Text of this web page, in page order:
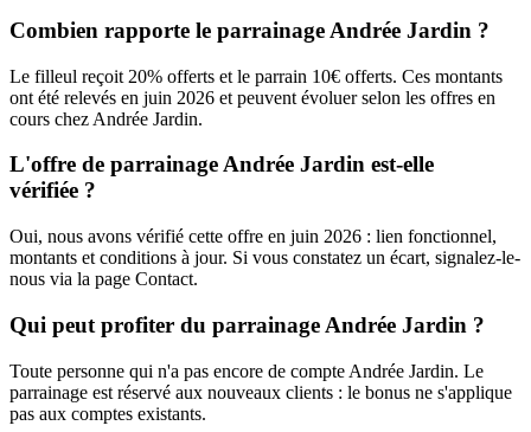
Combien rapporte le parrainage Andrée Jardin ?
Le filleul reçoit 20% offerts et le parrain 10€ offerts. Ces montants
ont été relevés en juin 2026 et peuvent évoluer selon les offres en
cours chez Andrée Jardin.
L'offre de parrainage Andrée Jardin est-elle
vérifiée ?
Oui, nous avons vérifié cette offre en juin 2026 : lien fonctionnel,
montants et conditions à jour. Si vous constatez un écart, signalez-le-
nous via la page Contact.
Qui peut profiter du parrainage Andrée Jardin ?
Toute personne qui n'a pas encore de compte Andrée Jardin. Le
parrainage est réservé aux nouveaux clients : le bonus ne s'applique
pas aux comptes existants.